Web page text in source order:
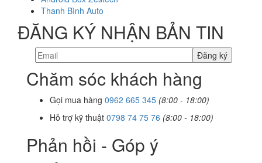
Thanh Bình Auto
ĐĂNG KÝ NHẬN BẢN TIN
Chăm sóc khách hàng
Gọi mua hàng 0962 665 345 (8:00 - 18:00)
Hỗ trợ kỹ thuật 0798 74 75 76 (8:00 - 18:00)
Phản hồi - Góp ý